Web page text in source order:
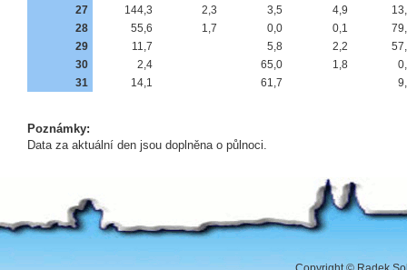
27
144,3 2,3 3,5 4,9
28
55,6 1,7 0,0 0,1
29
11,7 5,8 2,2
30
2,4 65,0 1,8
31
14,1 61,7
Poznámky:
Data za aktuální den jsou doplněna o půlnoci.